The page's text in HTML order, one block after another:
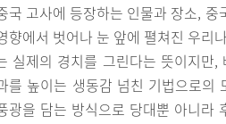
고사에 등장하는 인물과 장소, 중
에서 벗어나 눈 앞에 펼쳐진 우리
실제의 경치를 그린다는 뜻이지만
를 높이는 생동감 넘친 기법으로의
을 담는 방식으로 당대뿐 아니라